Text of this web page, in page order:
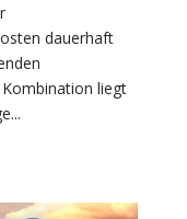
dauerhaft
liegt